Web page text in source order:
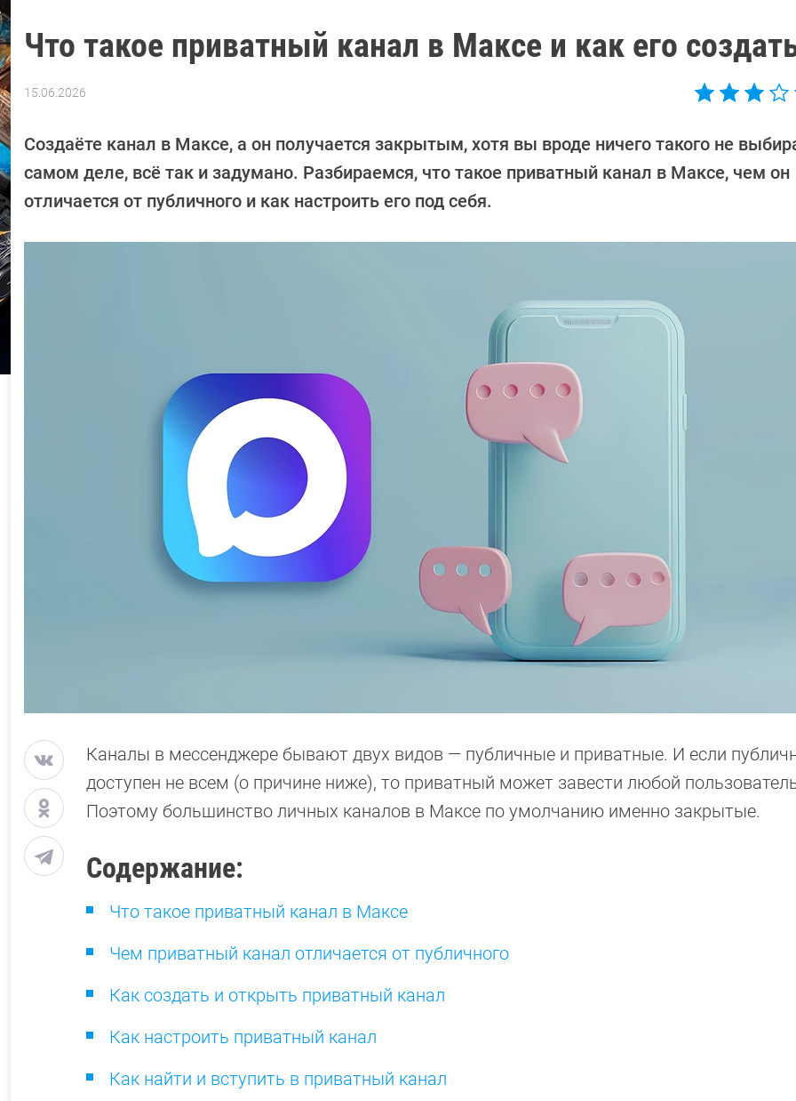
Что такое приватный канал в Максе и как его
15.06.2026
Ивовый
Создаёте канал в Максе, а он получается закрытым, хотя вы вроде ничего такого не
самом деле, всё так и задумано. Разбираемся, что такое приватный канал в Максе, чем он
отличается от публичного и как настроить его под себя.
Каналы в мессенджере бывают двух видов — публичные и приватные. И если
доступен не всем (о причине ниже), то приватный может завести любой
Поэтому большинство личных каналов в Максе по умолчанию именно закрытые.
Содержание:
Что такое приватный канал в Максе
Чем приватный канал отличается от публичного
Как создать и открыть приватный канал
Как настроить приватный канал
Как найти и вступить в приватный канал